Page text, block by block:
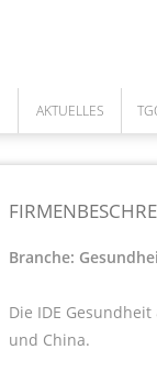
AKTUELLES
Branche:
Die IDE
und China.